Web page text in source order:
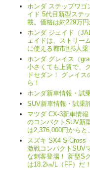
ホンダ ステップワゴ
イド 5代目新型ステ
載。価格は約229万
ホンダ ジェイド（
ェイドは、ストリー
に使える都市型6人
ホンダ グレイス（
小さくても上質で、
ドセダン！ グレイ
ら！
ホンダ新車情報・試
SUV新車情報・試乗
マツダ CX-3新車情
のコンパクトSUV新
は2,376,000円からと
スズキ SX4 S-Cross
激戦コンパクトSUV
な刺客登場！ 新型S
は18.2㎞/L（FF）だ！